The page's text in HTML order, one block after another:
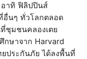
อาทิ ฟิลิปปินส์
อื่นๆ ทั่วโลกตลอด
ชุมชนคลองเตย
ษาจาก Harvard
ประกันภัย ได้ลงพื้นที่